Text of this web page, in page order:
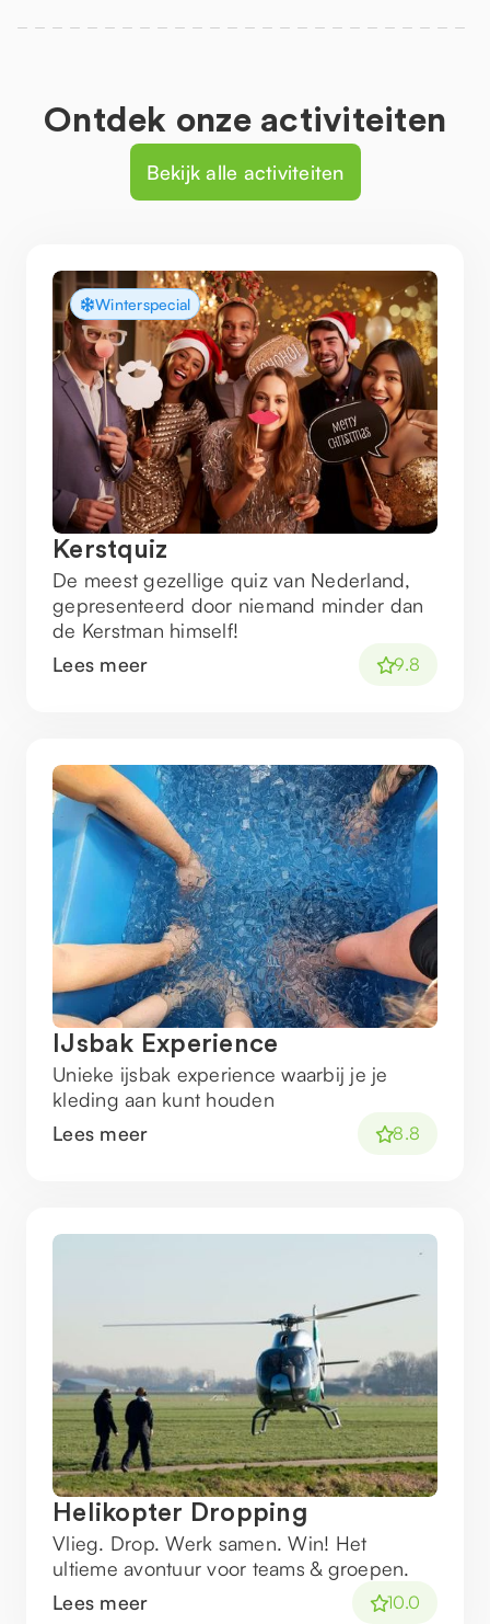
Ontdek onze activiteiten
Bekijk alle activiteiten
Winterspecial
Kerstquiz
De meest gezellige quiz van Nederland,
gepresenteerd door niemand minder dan
de Kerstman himself!
Lees meer
9.8
IJsbak Experience
Unieke ijsbak experience waarbij je je
kleding aan kunt houden
Lees meer
8.8
Helikopter Dropping
Vlieg. Drop. Werk samen. Win! Het
ultieme avontuur voor teams & groepen.
Lees meer
10.0